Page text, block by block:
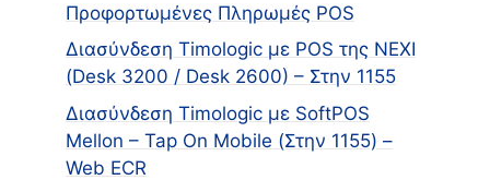
Προφορτωμένες Πληρωμές POS
Διασύνδεση Timologic με POS της NEXI
(Desk 3200 / Desk 2600) – Στην 1155
Διασύνδεση Timologic με SoftPOS
Mellon – Tap On Mobile (Στην 1155) –
Web ECR